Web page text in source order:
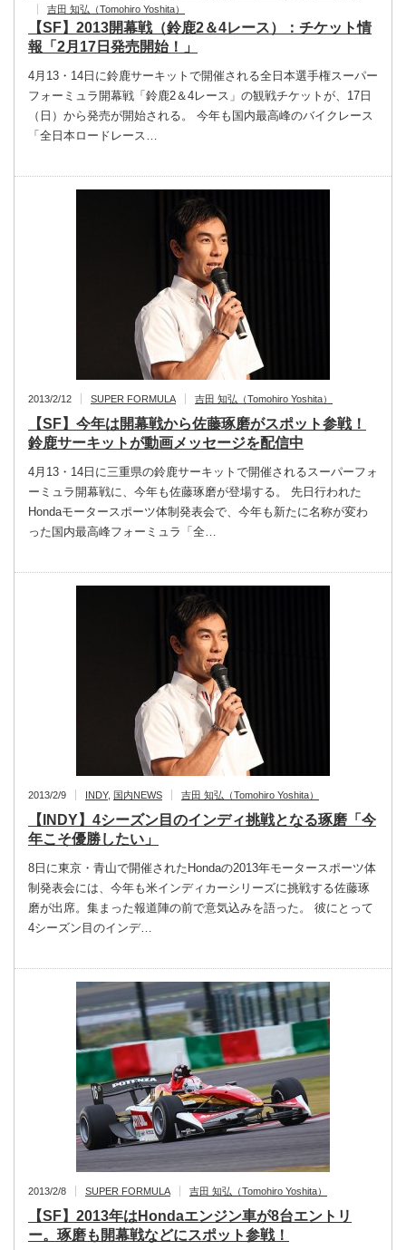
吉田 知弘（Tomohiro Yoshita）
【SF】2013開幕戦（鈴鹿2＆4レース）：チケット情
報「2月17日発売開始！」
4月13・14日に鈴鹿サーキットで開催される全日本選手権スーパー
フォーミュラ開幕戦「鈴鹿2＆4レース」の観戦チケットが、17日
（日）から発売が開始される。 今年も国内最高峰のバイクレース
「全日本ロードレース…
2013/2/12 SUPER FORMULA 吉田 知弘（Tomohiro Yoshita）
【SF】今年は開幕戦から佐藤琢磨がスポット参戦！
鈴鹿サーキットが動画メッセージを配信中
4月13・14日に三重県の鈴鹿サーキットで開催されるスーパーフォ
ーミュラ開幕戦に、今年も佐藤琢磨が登場する。 先日行われた
Hondaモータースポーツ体制発表会で、今年も新たに名称が変わ
った国内最高峰フォーミュラ「全…
2013/2/9 INDY, 国内NEWS 吉田 知弘（Tomohiro Yoshita）
【INDY】4シーズン目のインディ挑戦となる琢磨「今
年こそ優勝したい」
8日に東京・青山で開催されたHondaの2013年モータースポーツ体
制発表会には、今年も米インディカーシリーズに挑戦する佐藤琢
磨が出席。集まった報道陣の前で意気込みを語った。 彼にとって
4シーズン目のインデ…
2013/2/8 SUPER FORMULA 吉田 知弘（Tomohiro Yoshita）
【SF】2013年はHondaエンジン車が8台エントリ
ー。琢磨も開幕戦などにスポット参戦！